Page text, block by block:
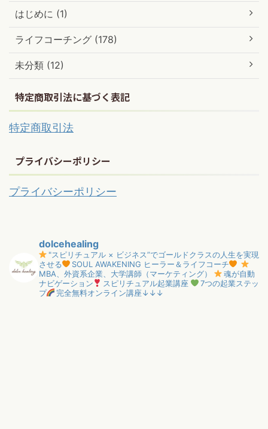
はじめに (1)
ライフコーチング (178)
未分類 (12)
特定商取引法に基づく表記
特定商取引法
プライバシーポリシー
プライバシーポリシー
dolcehealing
"スピリチュアル × ビジネス”でゴールドクラスの人生を実現
させる
SOUL AWAKENING ヒーラー＆ライフコーチ
MBA、外資系企業、大学講師（マーケティング）
魂が自動
ナビゲーション
スピリチュアル起業講座
7つの起業ステッ
プ
完全無料オンライン講座↓↓↓